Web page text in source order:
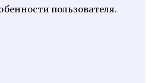
пользователя.